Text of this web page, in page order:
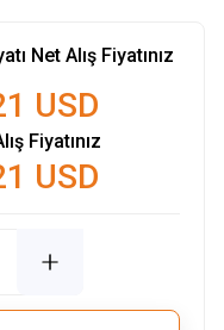
Net Alış Fiyatınız
USD
Fiyatınız
USD